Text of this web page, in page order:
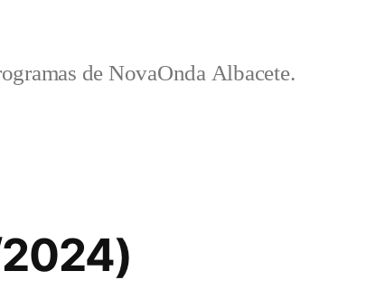
de NovaOnda Albacete.
2024)